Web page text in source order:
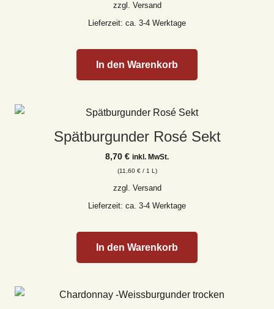
zzgl. Versand
Lieferzeit: ca. 3-4 Werktage
In den Warenkorb
Spätburgunder Rosé Sekt
8,70 € inkl. MwSt.
(11,60 €/ 1 L)
zzgl. Versand
Lieferzeit: ca. 3-4 Werktage
In den Warenkorb